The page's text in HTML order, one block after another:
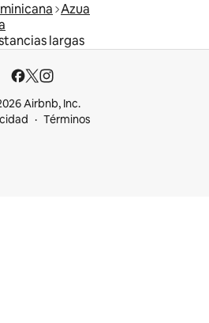
Azua
largas
Airbnb, Inc.
Términos